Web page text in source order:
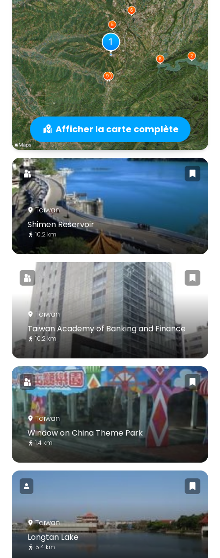
Afficher la carte complète
Taïwan
Shimen Reservoir
10.2 km
Taïwan
Taiwan Academy of Banking and Finance
10.2 km
Taïwan
Window on China Theme Park
1.4 km
Taïwan
Longtan Lake
5.4 km